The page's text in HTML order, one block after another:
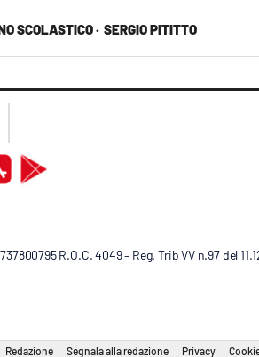
SCOLASTICO · SERGIO PITITTO
R.O.C. 4049 – Reg. Trib VV n.97 del
Redazione Segnala alla redazione Privacy